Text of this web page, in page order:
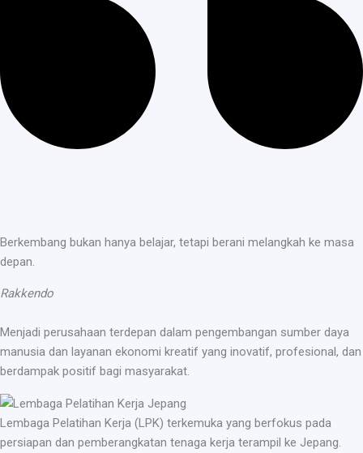
Berkembang bukan hanya belajar, tetapi berani melangkah ke masa
depan.
Rakkendo
Menjadi perusahaan terdepan dalam pengembangan sumber daya
manusia dan layanan ekonomi kreatif yang inovatif, profesional, dan
berdampak positif bagi masyarakat.
Lembaga Pelatihan Kerja (LPK) terkemuka yang berfokus pada
persiapan dan pemberangkatan tenaga kerja terampil ke Jepang.